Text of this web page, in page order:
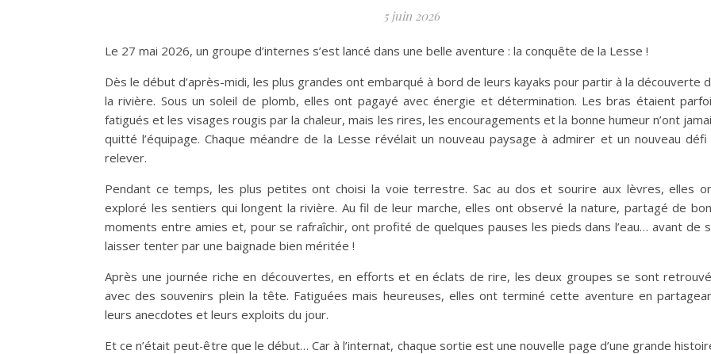
5 juin 2026
Le 27 mai 2026, un groupe d’internes s’est lancé dans une belle aventure : la conquête de la Lesse !
Dès le début d’après-midi, les plus grandes ont embarqué à bord de leurs kayaks pour partir à la découverte
la rivière. Sous un soleil de plomb, elles ont pagayé avec énergie et détermination. Les bras étaient
fatigués et les visages rougis par la chaleur, mais les rires, les encouragements et la bonne humeur n’ont
quitté l’équipage. Chaque méandre de la Lesse révélait un nouveau paysage à admirer et un nouveau défi
relever.
Pendant ce temps, les plus petites ont choisi la voie terrestre. Sac au dos et sourire aux lèvres, elles
exploré les sentiers qui longent la rivière. Au fil de leur marche, elles ont observé la nature, partagé de
moments entre amies et, pour se rafraîchir, ont profité de quelques pauses les pieds dans l’eau… avant de
laisser tenter par une baignade bien méritée !
Après une journée riche en découvertes, en efforts et en éclats de rire, les deux groupes se sont
avec des souvenirs plein la tête. Fatiguées mais heureuses, elles ont terminé cette aventure en
leurs anecdotes et leurs exploits du jour.
Et ce n’était peut-être que le début… Car à l’internat, chaque sortie est une nouvelle page d’une grande